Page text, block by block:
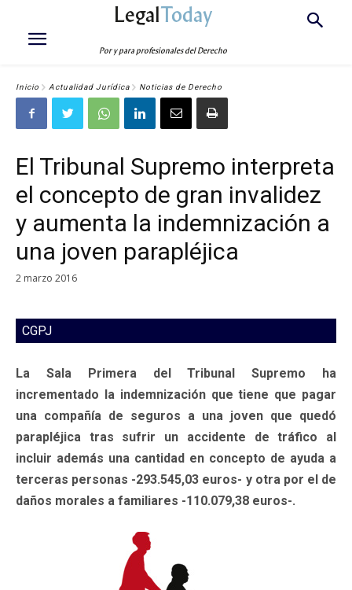
LegalToday
Por y para profesionales del Derecho
Inicio Actualidad Jurídica Noticias de Derecho
El Tribunal Supremo interpreta
el concepto de gran invalidez
y aumenta la indemnización a
una joven parapléjica
2 marzo 2016
CGPJ
La Sala Primera del Tribunal Supremo ha
incrementado la indemnización que tiene que pagar
una compañía de seguros a una joven que quedó
parapléjica tras sufrir un accidente de tráfico al
incluir además una cantidad en concepto de ayuda a
terceras personas -293.545,03 euros- y otra por el de
daños morales a familiares -110.079,38 euros-.